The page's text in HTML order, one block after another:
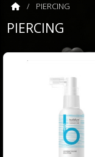
PIERCING
PIERCING